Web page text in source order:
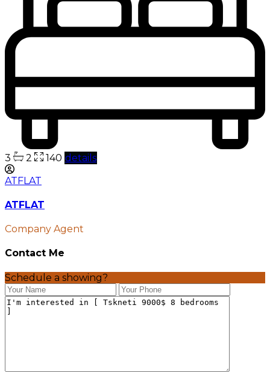
3 2 140 details
ATFLAT
ATFLAT
Company Agent
Contact Me
Schedule a showing?